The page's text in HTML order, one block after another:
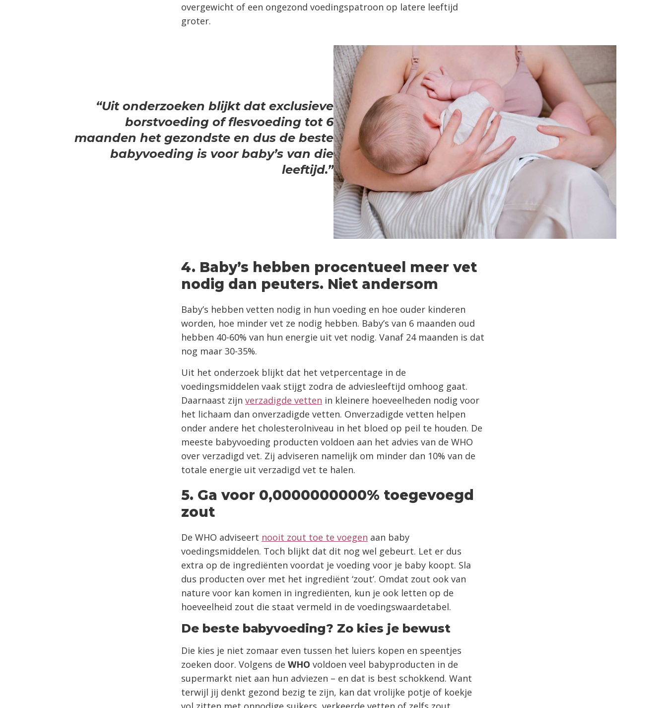
overgewicht of een ongezond voedingspatroon op latere leeftijd
groter.
“Uit onderzoeken blijkt dat exclusieve
borstvoeding of flesvoeding tot 6
maanden het gezondste en dus de beste
babyvoeding is voor baby’s van die
leeftijd.”
4. Baby’s hebben procentueel meer vet
nodig dan peuters. Niet andersom
Baby’s hebben vetten nodig in hun voeding en hoe ouder kinderen
worden, hoe minder vet ze nodig hebben. Baby’s van 6 maanden oud
hebben 40-60% van hun energie uit vet nodig. Vanaf 24 maanden is dat
nog maar 30-35%.
Uit het onderzoek blijkt dat het vetpercentage in de
voedingsmiddelen vaak stijgt zodra de adviesleeftijd omhoog gaat.
Daarnaast zijn verzadigde vetten in kleinere hoeveelheden nodig voor
het lichaam dan onverzadigde vetten. Onverzadigde vetten helpen
onder andere het cholesterolniveau in het bloed op peil te houden. De
meeste babyvoeding producten voldoen aan het advies van de WHO
over verzadigd vet. Zij adviseren namelijk om minder dan 10% van de
totale energie uit verzadigd vet te halen.
5. Ga voor 0,0000000000% toegevoegd
zout
De WHO adviseert nooit zout toe te voegen aan baby
voedingsmiddelen. Toch blijkt dat dit nog wel gebeurt. Let er dus
extra op de ingrediënten voordat je voeding voor je baby koopt. Sla
dus producten over met het ingrediënt ‘zout’. Omdat zout ook van
nature voor kan komen in ingrediënten, kun je ook letten op de
hoeveelheid zout die staat vermeld in de voedingswaardetabel.
De beste babyvoeding? Zo kies je bewust
Die kies je niet zomaar even tussen het luiers kopen en speentjes
zoeken door. Volgens de WHO voldoen veel babyproducten in de
supermarkt niet aan hun adviezen – en dat is best schokkend. Want
terwijl jij denkt gezond bezig te zijn, kan dat vrolijke potje of koekje